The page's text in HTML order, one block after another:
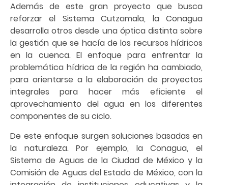
Además de este gran proyecto que busca
reforzar el Sistema Cutzamala, la Conagua
desarrolla otros desde una óptica distinta sobre
la gestión que se hacía de los recursos hídricos
en la cuenca. El enfoque para enfrentar la
problemática hídrica de la región ha cambiado,
para orientarse a la elaboración de proyectos
integrales para hacer más eficiente el
aprovechamiento del agua en los diferentes
componentes de su ciclo.
De este enfoque surgen soluciones basadas en
la naturaleza. Por ejemplo, la Conagua, el
Sistema de Aguas de la Ciudad de México y la
Comisión de Aguas del Estado de México, con la